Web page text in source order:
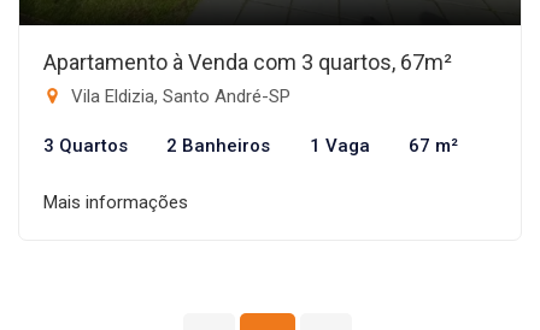
Apartamento à Venda com 3 quartos, 67m²
Vila Eldizia, Santo André-SP
3 Quartos 2 Banheiros 1 Vaga 67 m²
Mais informações